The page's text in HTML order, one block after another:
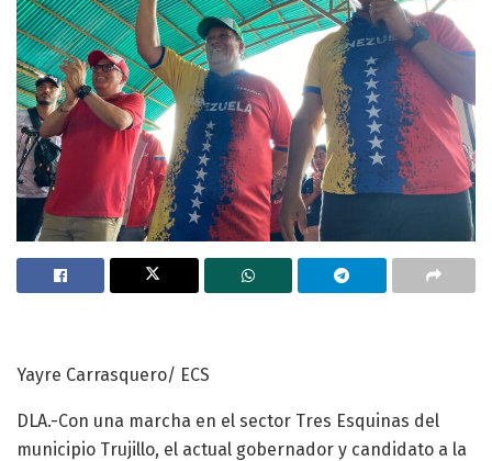
Yayre Carrasquero/ ECS
DLA.-Con una marcha en el sector Tres Esquinas del
municipio Trujillo, el actual gobernador y candidato a la